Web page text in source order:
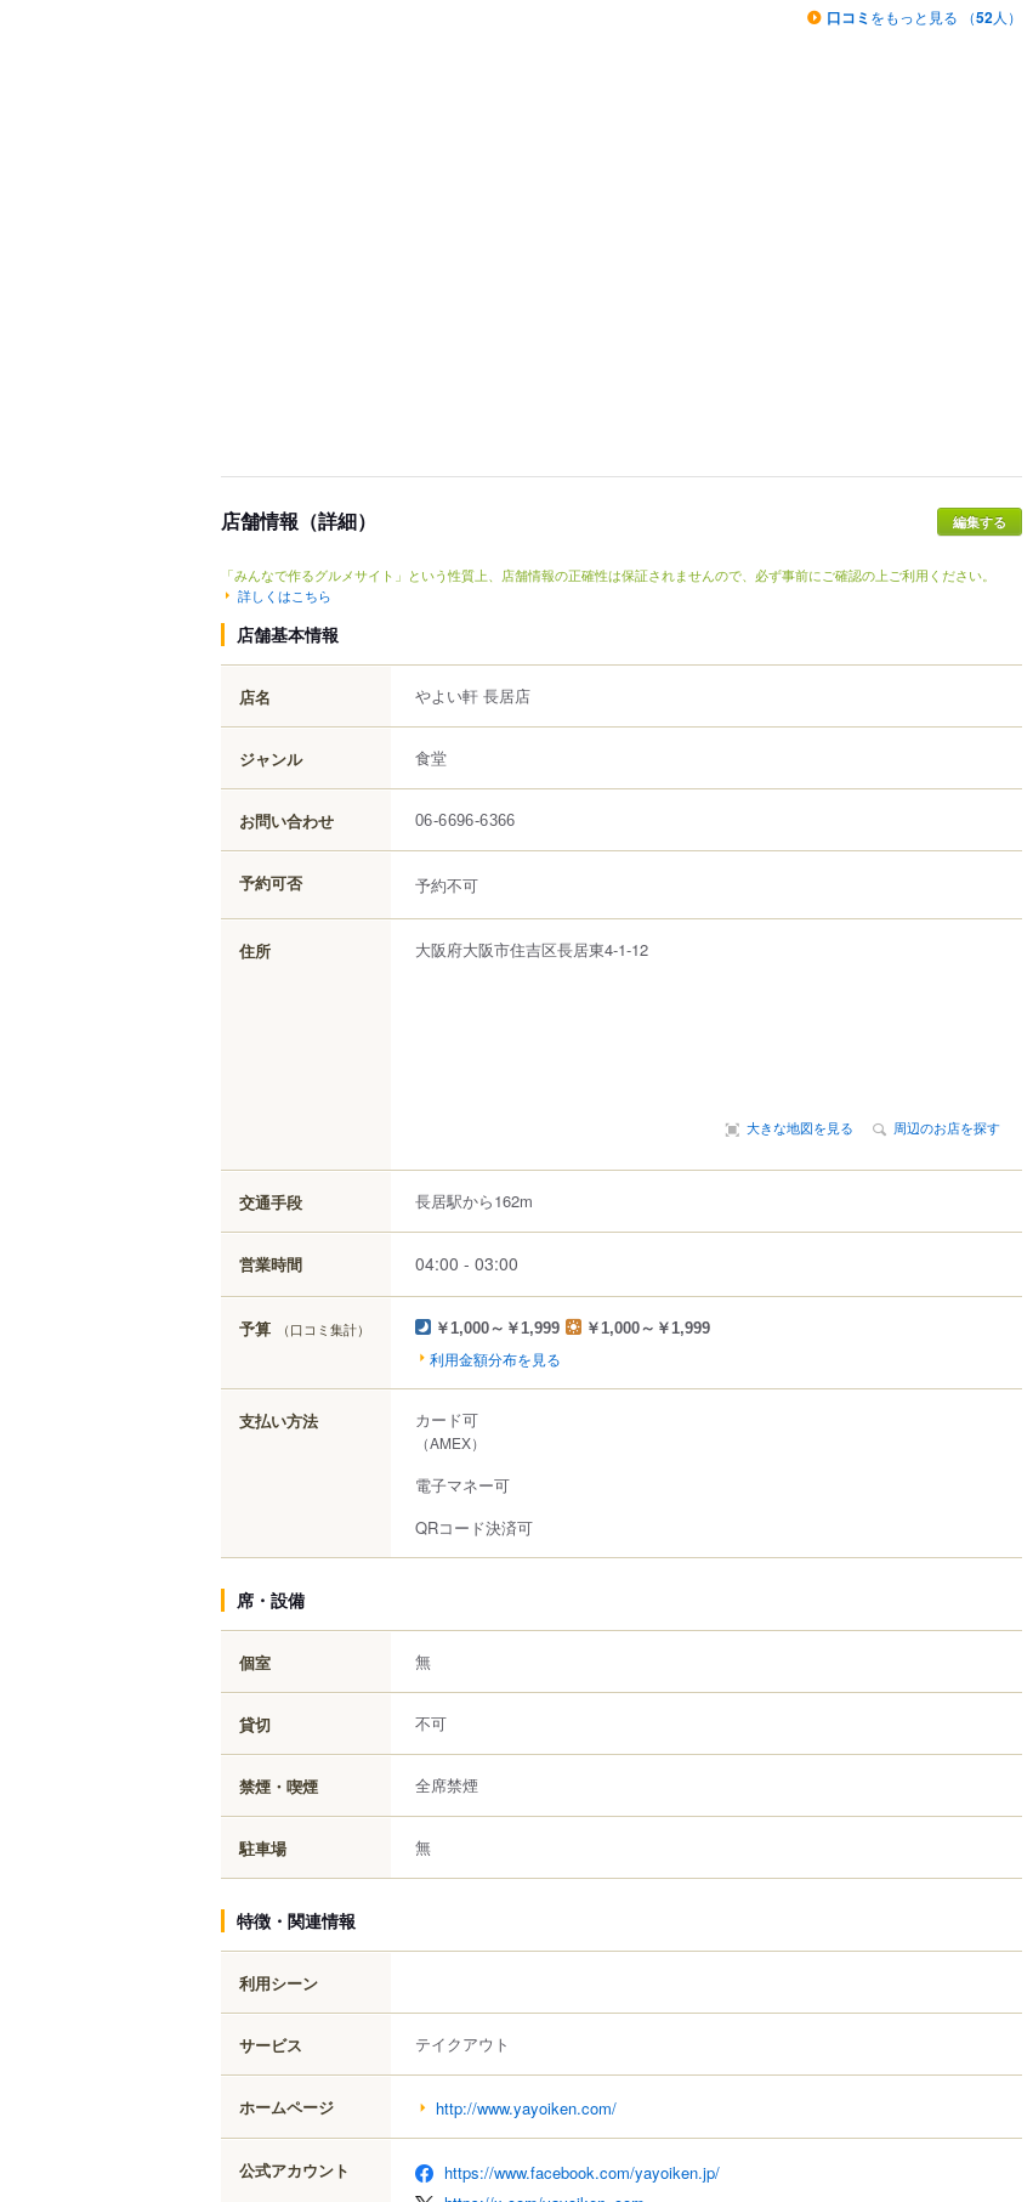
口コミ をもっと見る （52人）
店舗情報（詳細） 編集する
「みんなで作るグルメサイト」という性質上、店舗情報の正確性は保証されませんので、必ず事前にご確認の上ご利用ください。
詳しくはこちら
店舗基本情報
店名 やよい軒 長居店
ジャンル 食堂
お問い合わせ 06-6696-6366
予約可否 予約不可
住所 大阪府大阪市住吉区長居東4-1-12
大きな地図を見る 周辺のお店を探す
交通手段 長居駅から162m
営業時間 04:00 - 03:00
予算 （口コミ集計） ￥1,000～￥1,999 ￥1,000～￥1,999
利用金額分布を見る
支払い方法 カード可
（AMEX）
電子マネー可
QRコード決済可
席・設備
個室 無
貸切 不可
禁煙・喫煙 全席禁煙
駐車場 無
特徴・関連情報
利用シーン
サービス テイクアウト
ホームページ http://www.yayoiken.com/
公式アカウント
https://www.facebook.com/yayoiken.jp/